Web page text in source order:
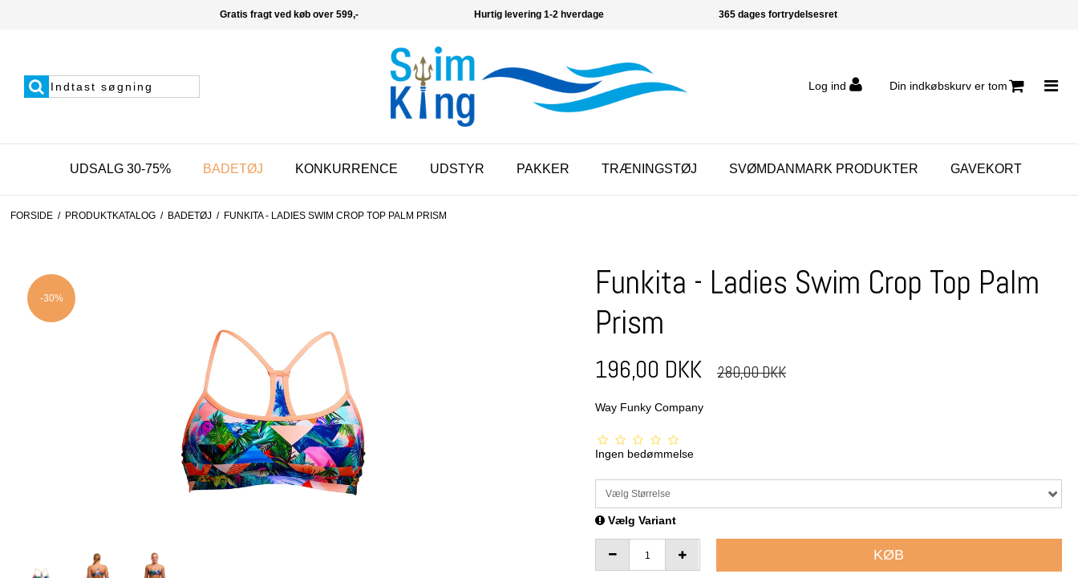
Gratis fragt ved køb over 599,- Hurtig levering 1-2 hverdage 365 dages fortrydelsesret
Log ind Din indkøbskurv er tom
UDSALG 30-75% BADETØJ KONKURRENCE UDSTYR PAKKER TRÆNINGSTØJ SVØMDANMARK PRODUKTER GAVEKORT
FORSIDE / PRODUKTKATALOG / BADETØJ / FUNKITA - LADIES SWIM CROP TOP PALM PRISM
-30%
Funkita - Ladies Swim Crop Top Palm
Prism
196,00 DKK 280,00 DKK
Way Funky Company
Ingen bedømmelse
Vælg Størrelse
Vælg Variant
KØB